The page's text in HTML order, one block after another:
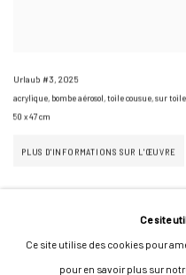
Urlaub #3 2025
acrylique, bombe aérosol, toile cousue, sur toile
50 x 47 cm
PLUS D'INFORMATIONS SUR L'ŒUVRE
Ce site
Ce site utilise des cookies pour
pour en savoir plus sur